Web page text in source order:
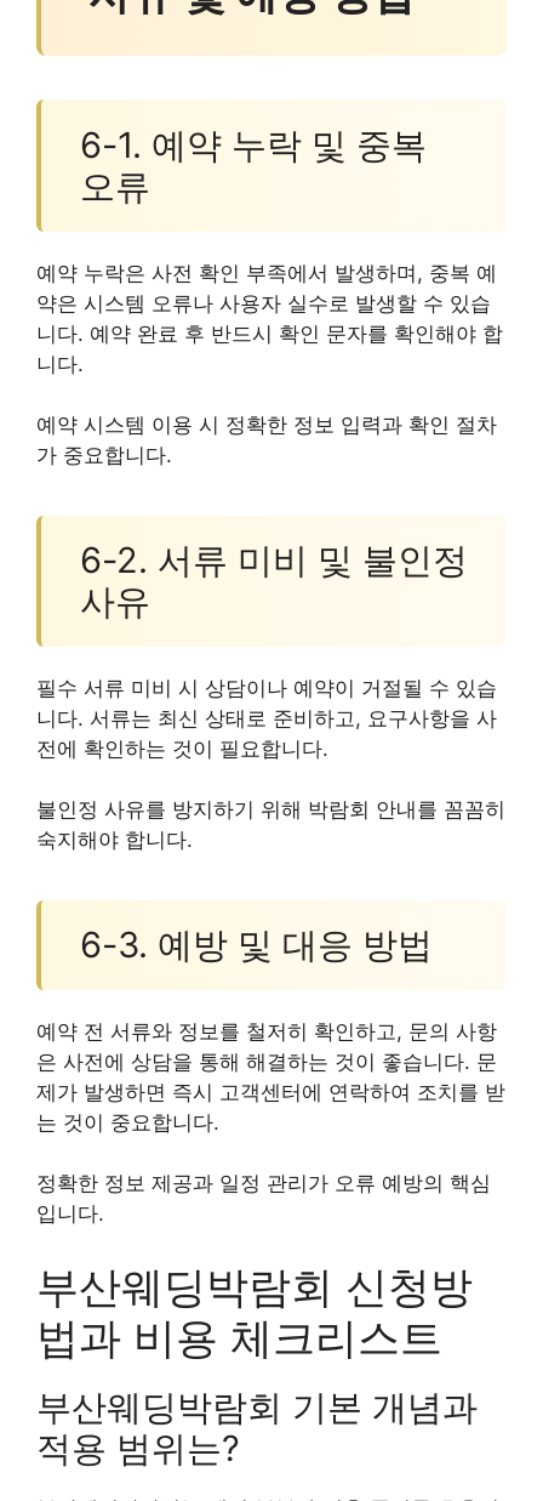
6-1. 예약 누락 및 중복
오류
예약 누락은 사전 확인 부족에서 발생하며, 중복 예
약은 시스템 오류나 사용자 실수로 발생할 수 있습
니다. 예약 완료 후 반드시 확인 문자를 확인해야 합
니다.
예약 시스템 이용 시 정확한 정보 입력과 확인 절차
가 중요합니다.
6-2. 서류 미비 및 불인정
사유
필수 서류 미비 시 상담이나 예약이 거절될 수 있습
니다. 서류는 최신 상태로 준비하고, 요구사항을 사
전에 확인하는 것이 필요합니다.
불인정 사유를 방지하기 위해 박람회 안내를 꼼꼼히
숙지해야 합니다.
6-3. 예방 및 대응 방법
예약 전 서류와 정보를 철저히 확인하고, 문의 사항
은 사전에 상담을 통해 해결하는 것이 좋습니다. 문
제가 발생하면 즉시 고객센터에 연락하여 조치를 받
는 것이 중요합니다.
정확한 정보 제공과 일정 관리가 오류 예방의 핵심
입니다.
부산웨딩박람회 신청방
법과 비용 체크리스트
부산웨딩박람회 기본 개념과
적용 범위는?